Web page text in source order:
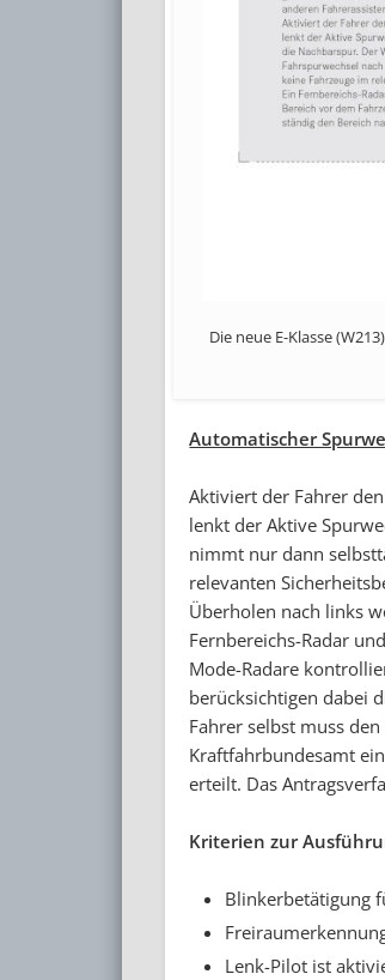
Die neue E-Klasse
Automatischer
Aktiviert der Fahrer
lenkt der Aktive
nimmt nur dann
relevanten
Überholen nach links
Fernbereichs-Radar
Mode-Radare
berücksichtigen dabei
Fahrer selbst muss
Kraftfahrbundesamt
erteilt. Das
Kriterien zur
Blinkerbetätigung
Lenk-Pilot ist